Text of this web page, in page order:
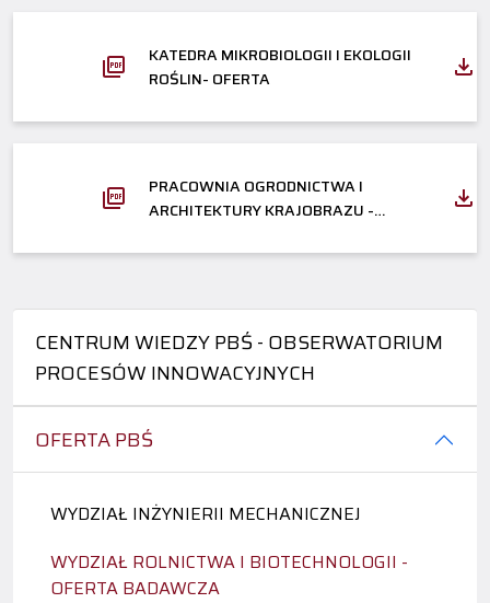
CENTRUM WIEDZY PBŚ - OBSERWATORIUM
PROCESÓW INNOWACYJNYCH
OFERTA PBŚ
WYDZIAŁ INŻYNIERII MECHANICZNEJ
WYDZIAŁ ROLNICTWA I BIOTECHNOLOGII -
OFERTA BADAWCZA
KATEDRA MIKROBIOLOGII I EKOLOGII
ROŚLIN- OFERTA
PRACOWNIA OGRODNICTWA I
ARCHITEKTURY KRAJOBRAZU -